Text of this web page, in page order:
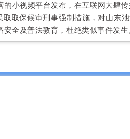
小视频平台发布，在互联网大肆
取保候审刑事强制措施，对山东
全及普法教育，杜绝类似事件发生